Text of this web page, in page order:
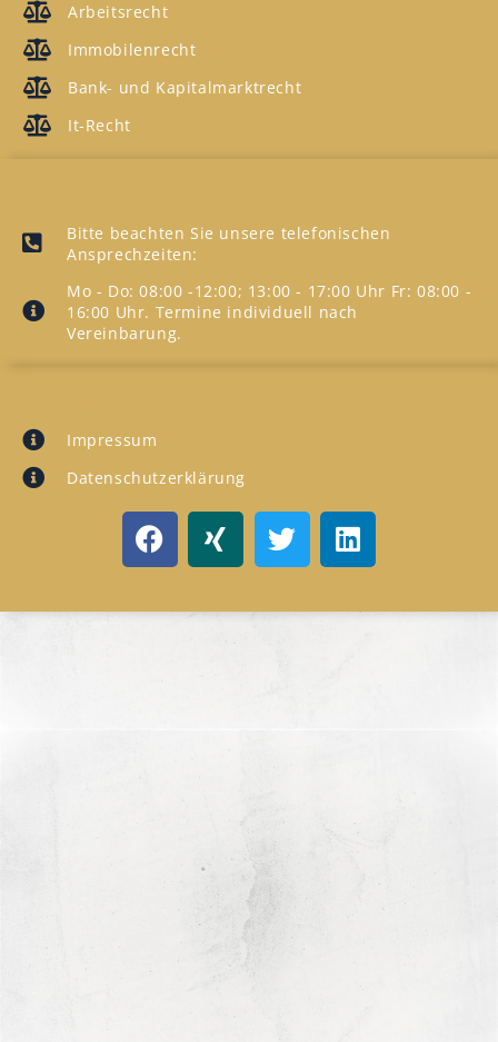
Arbeitsrecht
Immobilenrecht
Bank- und Kapitalmarktrecht
It-Recht
Bitte beachten Sie unsere telefonischen
Ansprechzeiten:
Mo - Do: 08:00 -12:00; 13:00 - 17:00 Uhr Fr: 08:00 -
16:00 Uhr. Termine individuell nach
Vereinbarung.
Impressum
Datenschutzerklärung